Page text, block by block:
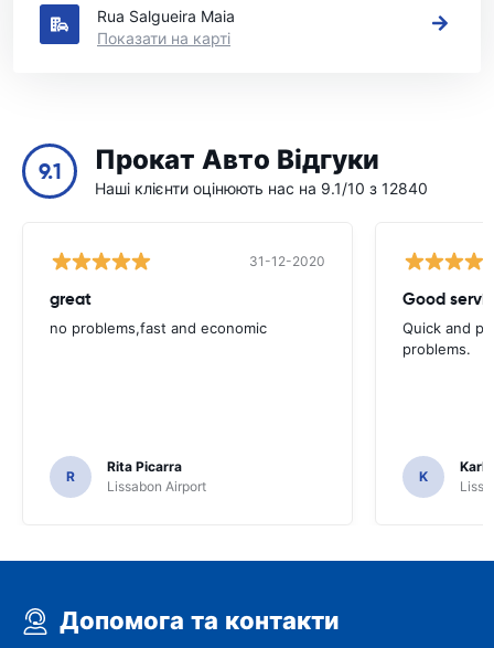
Rua Salgueira Maia
Показати на карті
9.1 Прокат Авто Відгуки
Наші клієнти оцінюють нас на 9.1/10 з 12840
31-12-2020
great
no problems,fast and economic
R
Rita Picarra
Lissabon Airport
Good
Quick and
problems.
K
Karl
Допомога та контакти